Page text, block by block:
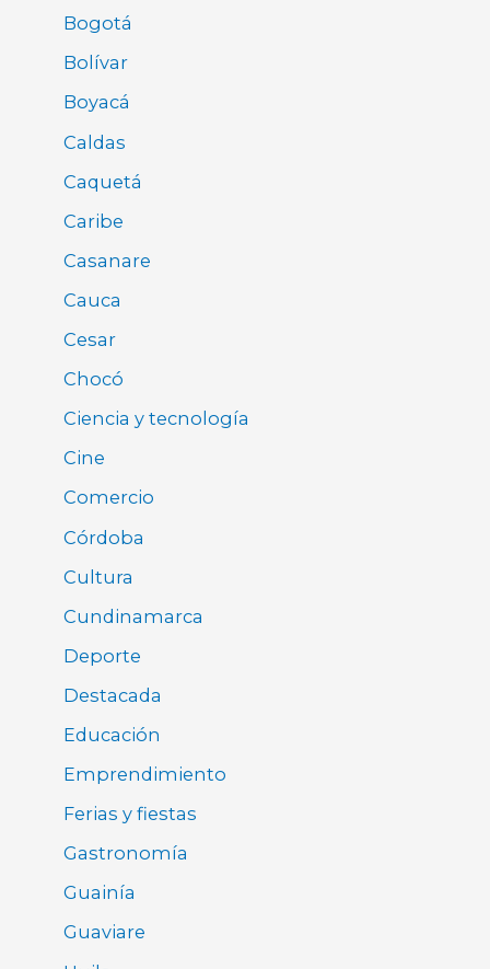
Bogotá
Bolívar
Boyacá
Caldas
Caquetá
Caribe
Casanare
Cauca
Cesar
Chocó
Ciencia y tecnología
Cine
Comercio
Córdoba
Cultura
Cundinamarca
Deporte
Destacada
Educación
Emprendimiento
Ferias y fiestas
Gastronomía
Guainía
Guaviare